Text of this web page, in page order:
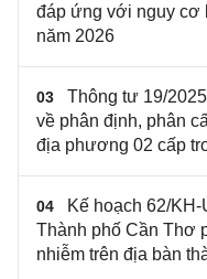
đáp ứng với nguy cơ
năm 2026
03
Thông tư 19/
về phân định, phân
địa phương 02 cấp
04
Kế hoạch 62/
Thành phố Cần Thơ
nhiễm trên địa bàn